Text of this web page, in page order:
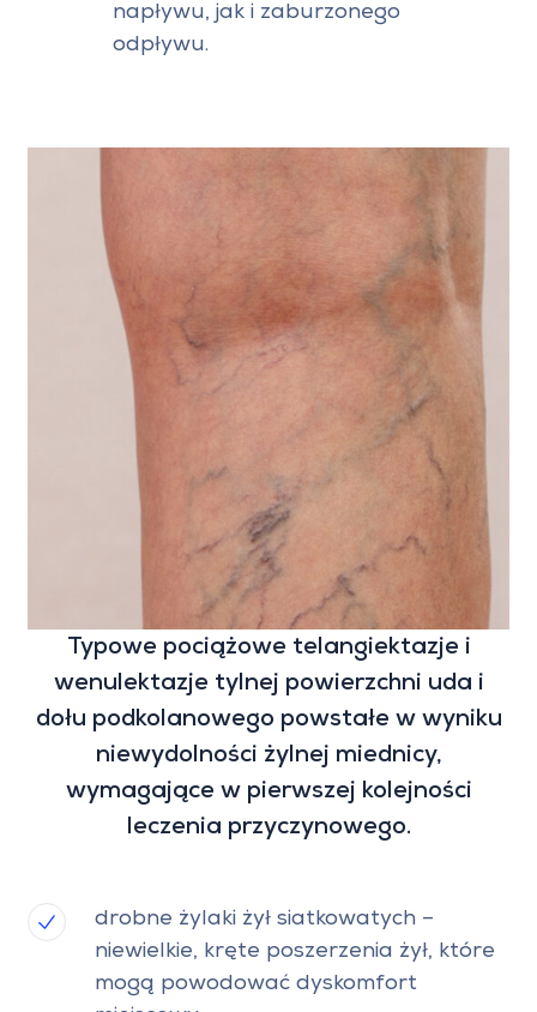
napływu, jak i zaburzonego
odpływu.
Typowe pociążowe telangiektazje i
wenulektazje tylnej powierzchni uda i
dołu podkolanowego powstałe w wyniku
niewydolności żylnej miednicy,
wymagające w pierwszej kolejności
leczenia przyczynowego.
drobne żylaki żył siatkowatych –
niewielkie, kręte poszerzenia żył, które
mogą powodować dyskomfort